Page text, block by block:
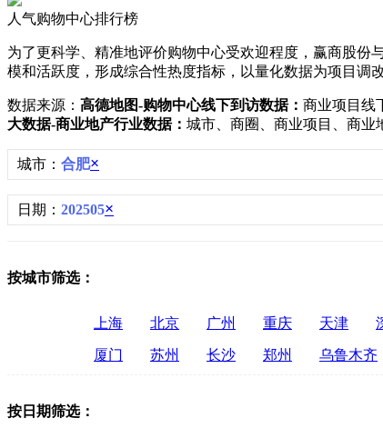
人气购物中心排行榜
为了更科学、精准地评价购物中心受欢迎程度，赢商股
模和活跃度，形成综合性热度指标，以量化数据为项目调
数据来源： 高德地图-购物中心线下到访数据： 商业项目线
大数据-商业地产行业数据： 城市、商圈、商业项目、商业
城市： 合肥×
日期： 202505×
按城市筛选：
上海 北京 广州 重庆 天津
厦门 苏州 长沙 郑州 乌鲁木齐
按日期筛选：